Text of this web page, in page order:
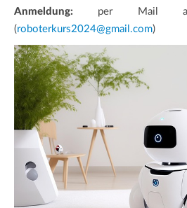
Anmeldung: per Mail an
(roboterkurs2024@gmail.com)